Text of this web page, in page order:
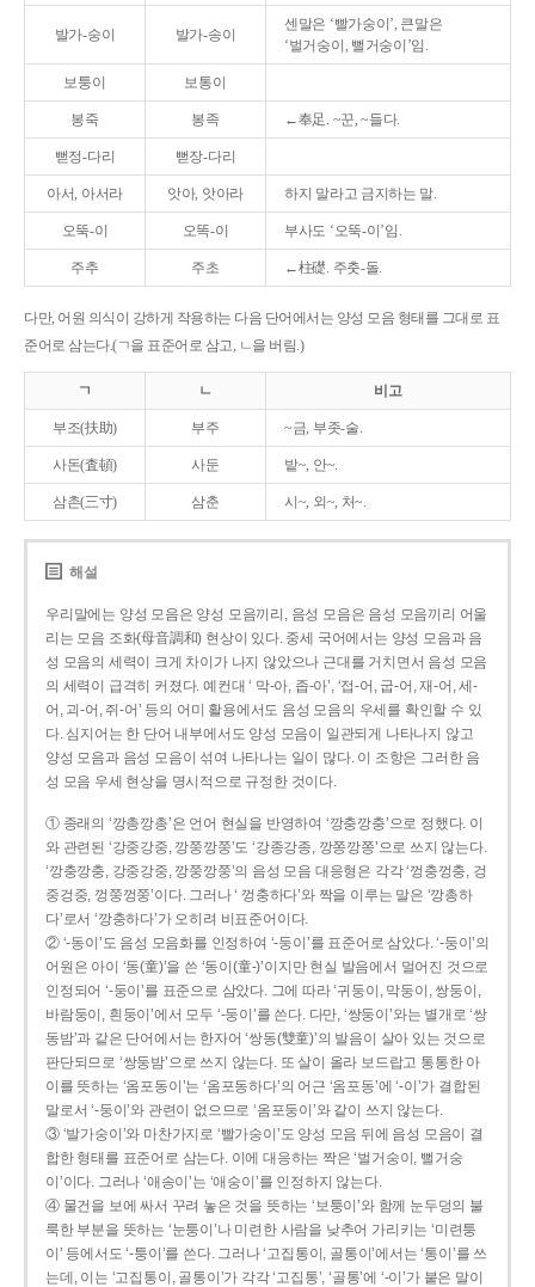
발가-숭이 발가-송이
센말은 ‘빨가숭이’, 큰말은
‘벌거숭이, 뻘거숭이’임.
보퉁이 보통이
봉죽 봉족 ←奉足. ~꾼, ~들다.
뻗정-다리 뻗장-다리
아서, 아서라 앗아, 앗아라 하지 말라고 금지하는 말.
오뚝-이 오똑-이 부사도 ‘오뚝-이’임.
주추 주초 ←柱礎. 주춧-돌.
다만, 어원 의식이 강하게 작용하는 다음 단어에서는 양성 모음 형태를 그대로 표
준어로 삼는다.(ㄱ을 표준어로 삼고, ㄴ을 버림.)
ㄱ ㄴ 비고
부조(扶助) 부주 ~금, 부좃-술.
사돈(査頓) 사둔 밭~, 안~.
삼촌(三寸) 삼춘 시~, 외~, 처~.
해설
우리말에는 양성 모음은 양성 모음끼리, 음성 모음은 음성 모음끼리 어울
리는 모음 조화(母音調和) 현상이 있다. 중세 국어에서는 양성 모음과 음
성 모음의 세력이 크게 차이가 나지 않았으나 근대를 거치면서 음성 모음
의 세력이 급격히 커졌다. 예컨대 ‘ 막-아, 좁-아’, ‘접-어, 굽-어, 재-어, 세-
어, 괴-어, 쥐-어’ 등의 어미 활용에서도 음성 모음의 우세를 확인할 수 있
다. 심지어는 한 단어 내부에서도 양성 모음이 일관되게 나타나지 않고
양성 모음과 음성 모음이 섞여 나타나는 일이 많다. 이 조항은 그러한 음
성 모음 우세 현상을 명시적으로 규정한 것이다.
① 종래의 ‘깡총깡총’은 언어 현실을 반영하여 ‘깡충깡충’으로 정했다. 이
와 관련된 ‘강중강중, 깡쭝깡쭝’도 ‘강종강종, 깡쫑깡쫑’으로 쓰지 않는다.
‘깡충깡충, 강중강중, 깡쭝깡쭝’의 음성 모음 대응형은 각각 ‘껑충껑충, 겅
중겅중, 껑쭝껑쭝’이다. 그러나 ‘ 껑충하다’와 짝을 이루는 말은 ‘깡총하
다’로서 ‘깡충하다’가 오히려 비표준어이다.
② ‘-동이’도 음성 모음화를 인정하여 ‘-둥이’를 표준어로 삼았다. ‘-둥이’의
어원은 아이 ‘동(童)’을 쓴 ‘동이(童-)’이지만 현실 발음에서 멀어진 것으로
인정되어 ‘-둥이’를 표준으로 삼았다. 그에 따라 ‘귀둥이, 막둥이, 쌍둥이,
바람둥이, 흰둥이’에서 모두 ‘-둥이’를 쓴다. 다만, ‘쌍둥이’와는 별개로 ‘쌍
동밤’과 같은 단어에서는 한자어 ‘쌍동(雙童)’의 발음이 살아 있는 것으로
판단되므로 ‘쌍둥밤’으로 쓰지 않는다. 또 살이 올라 보드랍고 통통한 아
이를 뜻하는 ‘옴포동이’는 ‘옴포동하다’의 어근 ‘옴포동’에 ‘-이’가 결합된
말로서 ‘-둥이’와 관련이 없으므로 ‘옴포둥이’와 같이 쓰지 않는다.
③ ‘발가숭이’와 마찬가지로 ‘빨가숭이’도 양성 모음 뒤에 음성 모음이 결
합한 형태를 표준어로 삼는다. 이에 대응하는 짝은 ‘벌거숭이, 뻘거숭
이’이다. 그러나 ‘애송이’는 ‘애숭이’를 인정하지 않는다.
④ 물건을 보에 싸서 꾸려 놓은 것을 뜻하는 ‘보퉁이’와 함께 눈두덩의 불
룩한 부분을 뜻하는 ‘눈퉁이’나 미련한 사람을 낮추어 가리키는 ‘미련퉁
이’ 등에서도 ‘-퉁이’를 쓴다. 그러나 ‘고집통이, 골통이’에서는 ‘통이’를 쓰
는데, 이는 ‘고집통이, 골통이’가 각각 ‘고집통’, ‘골통’에 ‘-이’가 붙은 말이